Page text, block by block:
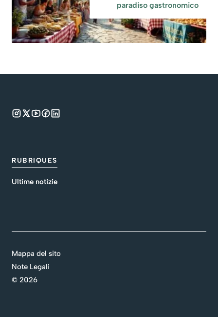
paradiso gastronomico
RUBRIQUES
Ultime notizie
© 2026
Mappa del sito
Note Legali